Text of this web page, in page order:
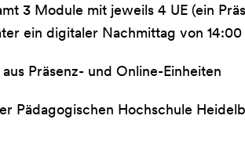
3 Module mit jeweils 4 UE (ein
ein digitaler Nachmittag von
Präsenz- und Online-Einheiten
Pädagogischen Hochschule